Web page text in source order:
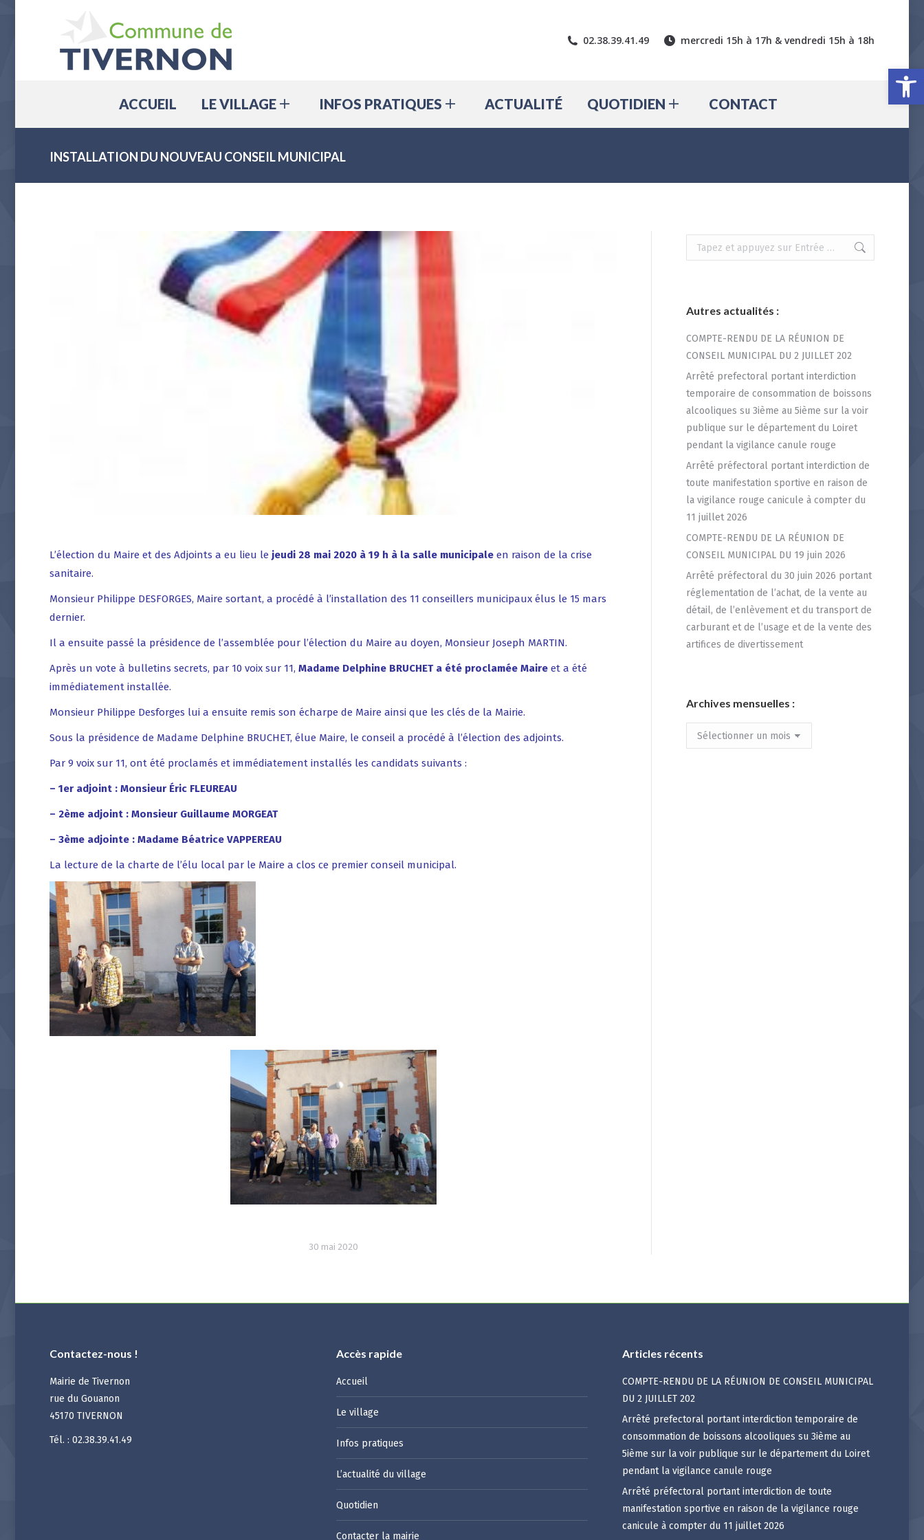
02.38.39.41.49 mercredi 15h à 17h & vendredi 15h à 18h
ACCUEIL LE VILLAGE INFOS PRATIQUES ACTUALITÉ QUOTIDIEN CONTACT
INSTALLATION DU NOUVEAU CONSEIL MUNICIPAL
L’élection du Maire et des Adjoints a eu lieu le jeudi 28 mai 2020 à 19 h à la salle municipale en raison de la crise
sanitaire.
Monsieur Philippe DESFORGES, Maire sortant, a procédé à l’installation des 11 conseillers municipaux élus le 15 mars
dernier.
Il a ensuite passé la présidence de l’assemblée pour l’élection du Maire au doyen, Monsieur Joseph MARTIN.
Après un vote à bulletins secrets, par 10 voix sur 11, Madame Delphine BRUCHET a été proclamée Maire et a été
immédiatement installée.
Monsieur Philippe Desforges lui a ensuite remis son écharpe de Maire ainsi que les clés de la Mairie.
Sous la présidence de Madame Delphine BRUCHET, élue Maire, le conseil a procédé à l’élection des adjoints.
Par 9 voix sur 11, ont été proclamés et immédiatement installés les candidats suivants :
– 1er adjoint : Monsieur Éric FLEUREAU
– 2ème adjoint : Monsieur Guillaume MORGEAT
– 3ème adjointe : Madame Béatrice VAPPEREAU
La lecture de la charte de l’élu local par le Maire a clos ce premier conseil municipal.
30 mai 2020
Recherche
:
Autres actualités :
COMPTE-RENDU DE LA RÉUNION DE
CONSEIL MUNICIPAL DU 2 JUILLET 202
Arrêté prefectoral portant interdiction
temporaire de consommation de boissons
alcooliques su 3ième au 5ième sur la voir
publique sur le département du Loiret
pendant la vigilance canule rouge
Arrêté préfectoral portant interdiction de
toute manifestation sportive en raison de
la vigilance rouge canicule à compter du
11 juillet 2026
COMPTE-RENDU DE LA RÉUNION DE
CONSEIL MUNICIPAL DU 19 juin 2026
Arrêté préfectoral du 30 juin 2026 portant
réglementation de l’achat, de la vente au
détail, de l’enlèvement et du transport de
carburant et de l’usage et de la vente des
artifices de divertissement
Archives mensuelles :
Archives
mensuelles
Contactez-nous !
Mairie de Tivernon
rue du Gouanon
45170 TIVERNON
Tél. : 02.38.39.41.49
Accès rapide
Accueil
Le village
Infos pratiques
L’actualité du village
Quotidien
Contacter la mairie
Articles récents
COMPTE-RENDU DE LA RÉUNION DE CONSEIL MUNICIPAL
DU 2 JUILLET 202
Arrêté prefectoral portant interdiction temporaire de
consommation de boissons alcooliques su 3ième au
5ième sur la voir publique sur le département du Loiret
pendant la vigilance canule rouge
Arrêté préfectoral portant interdiction de toute
manifestation sportive en raison de la vigilance rouge
canicule à compter du 11 juillet 2026